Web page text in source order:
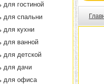
для гостиной
для спальни
для кухни
для ванной
для детской
для дачи
для офиса